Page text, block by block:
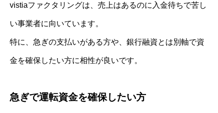
vistiaファクタリングは、売上はあるのに入金待ちで苦し
い事業者に向いています。
特に、急ぎの支払いがある方や、銀行融資とは別軸で資
金を確保したい方に相性が良いです。
急ぎで運転資金を確保したい方